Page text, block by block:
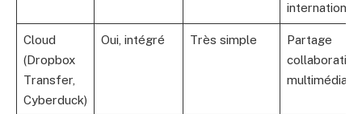
Cloud
(Dropbox
Transfer,
Cyberduck)
Oui, intégré Très simple
Partage
collaboratif
multimédia